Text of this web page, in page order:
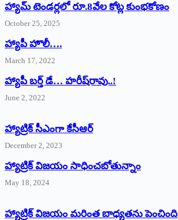
హ్యామ్‌ ‌టెండర్లలో రూ.8వేల కోట్ల కుంభకోణం
October 25, 2025
హ్యాపీ హొలీ….
March 17, 2022
హ్యాపీ బర్త్ ‌డే… హరీష్‌రావు..!
June 2, 2022
హ్యాట్రిక్‌ ‌సీఎంగా కేసీఆర్‌
December 2, 2023
హ్యాట్రిక్‌ విజయం సాధించబోతున్నాం
May 18, 2024
హ్యాట్రిక్ విజయం మరింత బాధ్యతను పెంచింది